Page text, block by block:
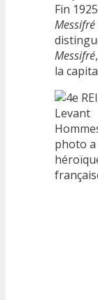
Fin
Messifré
Messifré
la
photo